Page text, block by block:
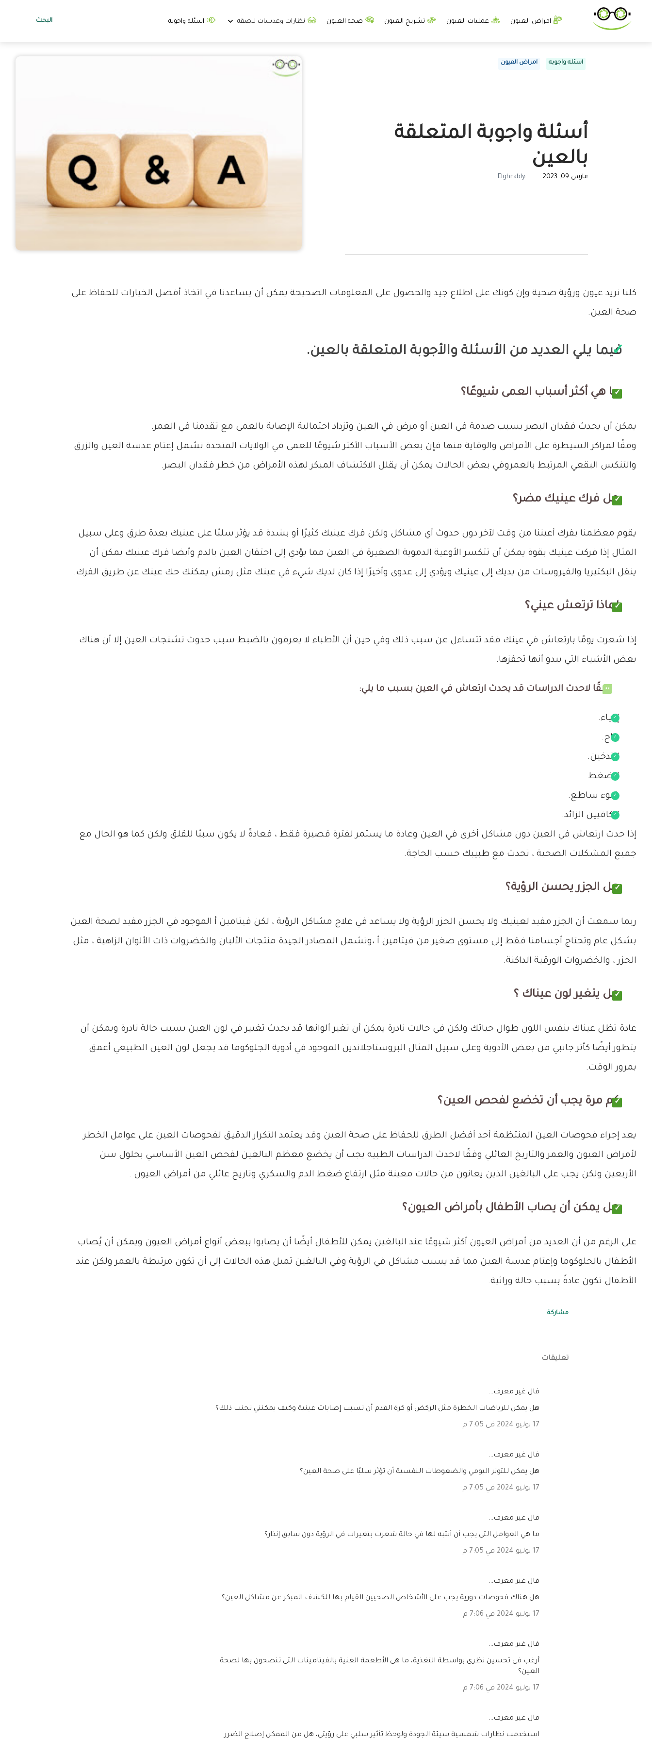
امراض العيون عمليات العيون تشريح العيون صحة العيون نظارات وعدسات لاصقه اسئله واجوبه البحث
اسئله واجوبه امراض العيون
أسئلة واجوبة المتعلقة
بالعين
مارس 09, 2023 Elghrably
كلنا نريد عيون ورؤية صحية وإن كونك على اطلاع جيد والحصول على المعلومات الصحيحة يمكن أن يساعدنا في اتخاذ أفضل الخيارات للحفاظ على
صحة العين.
فيما يلي العديد من الأسئلة والأجوبة المتعلقة بالعين.
ما هي أكثر أسباب العمى شيوعًا؟
يمكن أن يحدث فقدان البصر بسبب صدمة في العين أو مرض في العين وتزداد احتمالية الإصابة بالعمى مع تقدمنا في العمر.
وفقًا لمراكز السيطرة على الأمراض والوقاية منها فإن بعض الأسباب الأكثر شيوعًا للعمى في الولايات المتحدة تشمل إعتام عدسة العين والزرق
والتنكس البقعي المرتبط بالعمروفي بعض الحالات يمكن أن يقلل الاكتشاف المبكر لهذه الأمراض من خطر فقدان البصر.
هل فرك عينيك مضر؟
يقوم معظمنا بفرك أعيننا من وقت لآخر دون حدوث أي مشاكل ولكن فرك عينيك كثيرًا أو بشدة قد يؤثر سلبًا على عينيك بعدة طرق وعلى سبيل
المثال إذا فركت عينيك بقوة يمكن أن تتكسر الأوعية الدموية الصغيرة في العين مما يؤدي إلى احتقان العين بالدم وأيضا فرك عينيك يمكن أن
ينقل البكتيريا والفيروسات من يديك إلى عينيك ويؤدي إلى عدوى وأخيرًا إذا كان لديك شيء في عينك مثل رمش يمكنك حك عينك عن طريق الفرك.
لماذا ترتعش عيني؟
إذا شعرت يومًا بارتعاش في عينك فقد تتساءل عن سبب ذلك وفي حين أن الأطباء لا يعرفون بالضبط سبب حدوث تشنجات العين إلا أن هناك
بعض الأشياء التي يبدو أنها تحفزها.
وفقًا لاحدث الدراسات قد يحدث ارتعاش في العين بسبب ما يلي:
إعياء.
رياح.
التدخين.
الضغط.
ضوء ساطع.
الكافيين الزائد.
إذا حدث ارتعاش في العين دون مشاكل أخرى في العين وعادة ما يستمر لفترة قصيرة فقط ، فعادةً لا يكون سببًا للقلق ولكن كما هو الحال مع
جميع المشكلات الصحية ، تحدث مع طبيبك حسب الحاجة.
هل الجزر يحسن الرؤية؟
ربما سمعت أن الجزر مفيد لعينيك ولا يحسن الجزر الرؤية ولا يساعد في علاج مشاكل الرؤية ، لكن فيتامين أ الموجود في الجزر مفيد لصحة العين
بشكل عام وتحتاج أجسامنا فقط إلى مستوى صغير من فيتامين أ ،وتشمل المصادر الجيدة منتجات الألبان والخضروات ذات الألوان الزاهية ، مثل
الجزر ، والخضروات الورقية الداكنة.
هل يتغير لون عيناك ؟
عادة تظل عيناك بنفس اللون طوال حياتك ولكن في حالات نادرة يمكن أن تغير ألوانها قد يحدث تغيير في لون العين بسبب حالة نادرة ويمكن أن
يتطور أيضًا كأثر جانبي من بعض الأدوية وعلى سبيل المثال البروستاجلاندين الموجود في أدوية الجلوكوما قد يجعل لون العين الطبيعي أغمق
بمرور الوقت.
كم مرة يجب أن تخضع لفحص العين؟
يعد إجراء فحوصات العين المنتظمة أحد أفضل الطرق للحفاظ على صحة العين وقد يعتمد التكرار الدقيق لفحوصات العين على عوامل الخطر
لأمراض العيون والعمر والتاريخ العائلي وفقًا لاحدث الدراسات الطبيه يجب أن يخضع معظم البالغين لفحص العين الأساسي بحلول سن
الأربعين ولكن يجب على البالغين الذين يعانون من حالات معينة مثل ارتفاع ضغط الدم والسكري وتاريخ عائلي من أمراض العيون .
هل يمكن أن يصاب الأطفال بأمراض العيون؟
على الرغم من أن العديد من أمراض العيون أكثر شيوعًا عند البالغين يمكن للأطفال أيضًا أن يصابوا ببعض أنواع أمراض العيون ويمكن أن يُصاب
الأطفال بالجلوكوما وإعتام عدسة العين مما قد يسبب مشاكل في الرؤية وفي البالغين تميل هذه الحالات إلى أن تكون مرتبطة بالعمر ولكن عند
الأطفال تكون عادةً بسبب حالة وراثية.
مشاركة
تعليقات
‏قال غير معرف…
هل يمكن للرياضات الخطرة مثل الركض أو كرة القدم أن تسبب إصابات عينية وكيف يمكنني تجنب ذلك؟
17 يوليو 2024 في 7:05 م
‏قال غير معرف…
هل يمكن للتوتر اليومي والضغوطات النفسية أن تؤثر سلبًا على صحة العين؟
17 يوليو 2024 في 7:05 م
‏قال غير معرف…
ما هي العوامل التي يجب أن أنتبه لها في حالة شعرت بتغيرات في الرؤية دون سابق إنذار؟
17 يوليو 2024 في 7:05 م
‏قال غير معرف…
هل هناك فحوصات دورية يجب على الأشخاص الصحيين القيام بها للكشف المبكر عن مشاكل العين؟
17 يوليو 2024 في 7:06 م
‏قال غير معرف…
أرغب في تحسين نظري بواسطة التغذية، ما هي الأطعمة الغنية بالفيتامينات التي تنصحون بها لصحة
العين؟
17 يوليو 2024 في 7:06 م
‏قال غير معرف…
استخدمت نظارات شمسية سيئة الجودة ولوحظ تأثير سلبي على رؤيتي، هل من الممكن إصلاح الضرر